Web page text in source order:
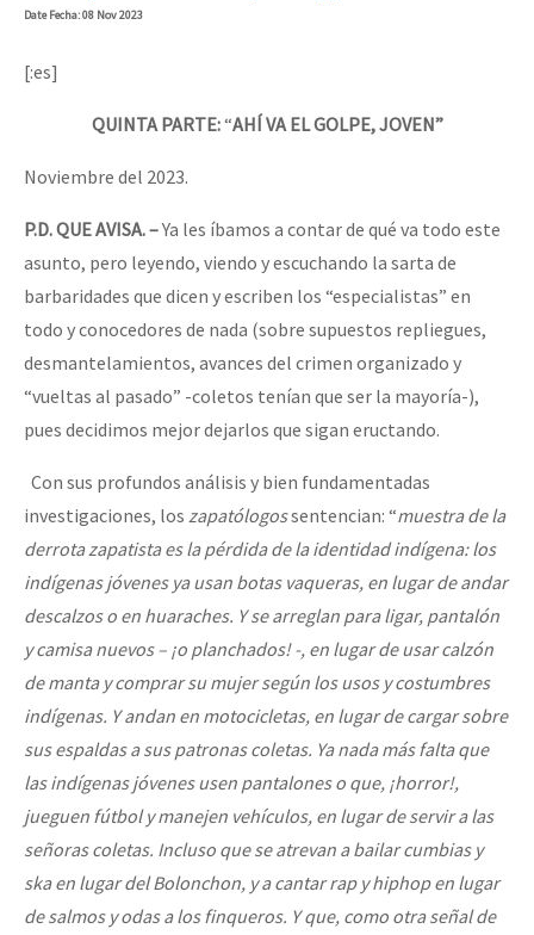
DateFecha: 08 Nov 2023
[:es]
QUINTA PARTE:“AHÍ VA EL GOLPE, JOVEN”
Noviembre del 2023.
P.D. QUE AVISA. –Ya les íbamos a contar de qué va todo este
asunto, pero leyendo, viendo y escuchando la sarta de
barbaridades que dicen y escriben los “especialistas” en
todo y conocedores de nada (sobre supuestos repliegues,
desmantelamientos, avances del crimen organizado y
“vueltas al pasado” -coletos tenían que ser la mayoría-),
pues decidimos mejor dejarlos que sigan eructando.
Con sus profundos análisis y bien fundamentadas
investigaciones, los zapatólogossentencian: “muestra de la
derrota zapatista es la pérdida de la identidad indígena: los
indígenas jóvenes ya usan botas vaqueras, en lugar de andar
descalzos o en huaraches. Y se arreglan para ligar, pantalón
y camisa nuevos – ¡o planchados! -, en lugar de usar calzón
de manta y comprar su mujer según los usos y costumbres
indígenas. Y andan en motocicletas, en lugar de cargar sobre
sus espaldas a sus patronas coletas. Ya nada más falta que
las indígenas jóvenes usen pantalones o que, ¡horror!,
jueguen fútbol y manejen vehículos, en lugar de servir a las
señoras coletas. Incluso que se atrevan a bailar cumbias y
ska en lugar del Bolonchon, y a cantar rap y hiphop en lugar
de salmos y odas a los finqueros. Y que, como otra señal de